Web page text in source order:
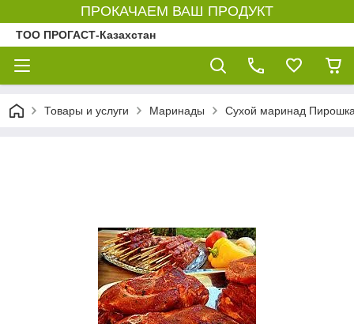
ПРОКАЧАЕМ ВАШ ПРОДУКТ
ТОО ПРОГАСТ-Казахстан
Товары и услуги Маринады Сухой маринад